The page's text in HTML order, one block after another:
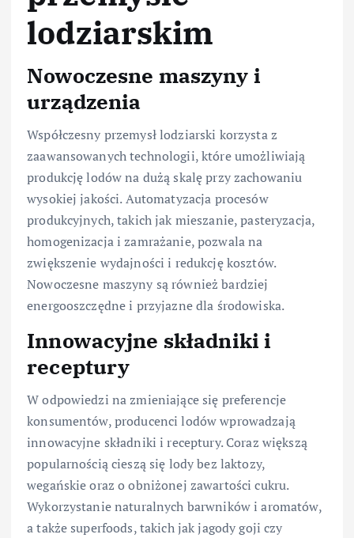
lodziarskim
Nowoczesne maszyny i
urządzenia
Współczesny przemysł lodziarski korzysta z
zaawansowanych technologii, które umożliwiają
produkcję lodów na dużą skalę przy zachowaniu
wysokiej jakości. Automatyzacja procesów
produkcyjnych, takich jak mieszanie, pasteryzacja,
homogenizacja i zamrażanie, pozwala na
zwiększenie wydajności i redukcję kosztów.
Nowoczesne maszyny są również bardziej
energooszczędne i przyjazne dla środowiska.
Innowacyjne składniki i
receptury
W odpowiedzi na zmieniające się preferencje
konsumentów, producenci lodów wprowadzają
innowacyjne składniki i receptury. Coraz większą
popularnością cieszą się lody bez laktozy,
wegańskie oraz o obniżonej zawartości cukru.
Wykorzystanie naturalnych barwników i aromatów,
a także superfoods, takich jak jagody goji czy